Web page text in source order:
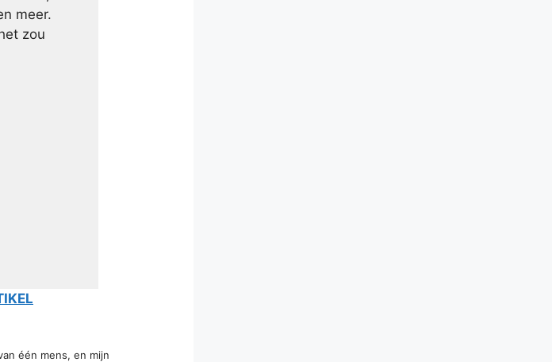
meer.
zou
één mens, en mijn